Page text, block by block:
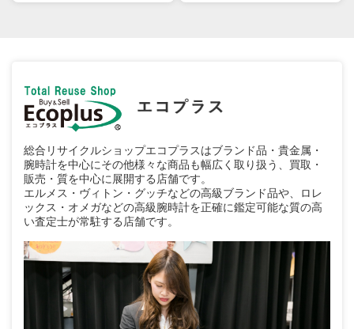
総合リサイクルショップエコプラスはブランド品・貴金属・
腕時計を中心にその他様々な商品も幅広く取り扱う、買取・
販売・質を中心に展開する店舗です。
エルメス・ヴィトン・グッチなどの高級ブランド品や、ロレ
ックス・オメガなどの高級腕時計を正確に鑑定可能な質の高
い査定士が常駐する店舗です。